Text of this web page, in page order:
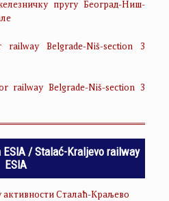
пругу Београд-Ниш-
Belgrade-Niš-section 3
railway Belgrade-Niš-section 3
/ Stalać-Kraljevo railway
ESIA
активности Сталаћ-Краљево